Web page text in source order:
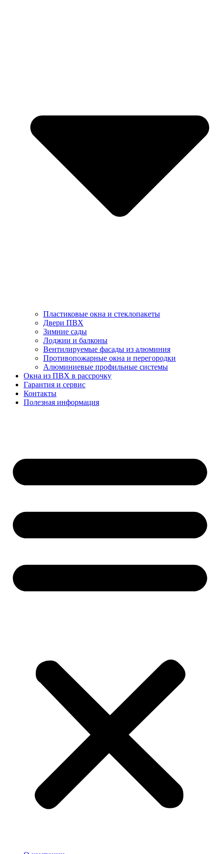
Пластиковые окна и стеклопакеты
Двери ПВХ
Зимние сады
Лоджии и балконы
Вентилируемые фасады из алюминия
Противопожарные окна и перегородки
Алюминиевые профильные системы
Окна из ПВХ в рассрочку
Гарантия и сервис
Контакты
Полезная информация